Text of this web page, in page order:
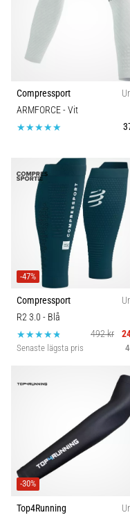
Compressport
ARMFORCE- Vit
-47%
Compressport
R2 3.0 - Blå
492 kr
Senaste lägsta pris
-30%
Top4Running